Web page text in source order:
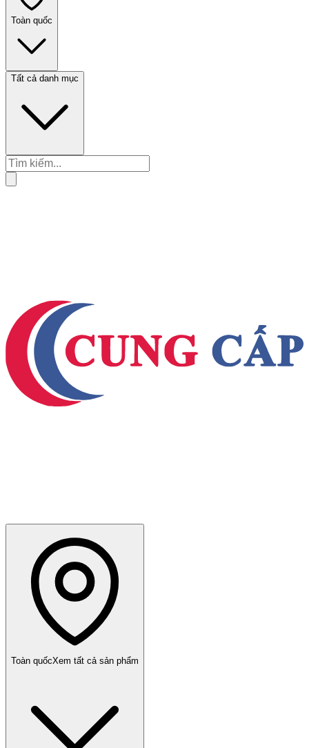
Toàn quốc
Tất cả danh mục
Toàn quốcXem tất cả sản phẩm